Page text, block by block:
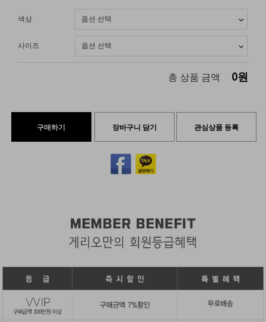
색상
사이즈
총 상품 금액 0원
구매하기 장바구니 담기 관심상품 등록